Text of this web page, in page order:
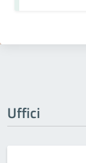
Uffici